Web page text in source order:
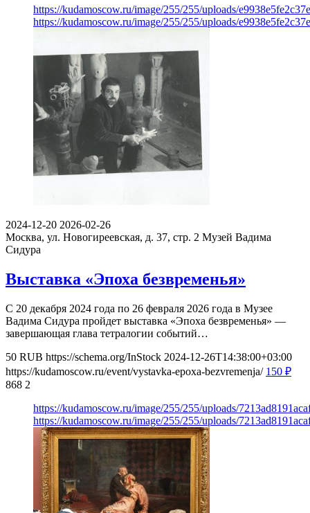
https://kudamoscow.ru/image/255/255/uploads/
https://kudamoscow.ru/image/255/255/uploads/
2024-12-20 2026-02-26
Москва, ул. Новогиреевская, д. 37, стр. 2 Музей Вадима
Сидура
Выставка «Эпоха безвременья»
С 20 декабря 2024 года по 26 февраля 2026 года в Музее
Вадима Сидура пройдет выставка «Эпоха безвременья» —
завершающая глава тетралогии событий…
50 RUB https://schema.org/InStock 2024-12-26T14:38:00+03:00
https://kudamoscow.ru/event/vystavka-epoxa-bezvremenja/ 150 ₽
868 2
https://kudamoscow.ru/image/255/255/uploads/
https://kudamoscow.ru/image/255/255/uploads/